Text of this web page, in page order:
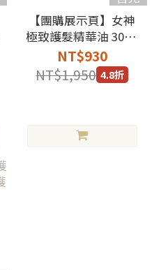
【團購展示頁】女神
極致護髮精華油 30ml
3入
NT$930
NT$1,950 4.8折